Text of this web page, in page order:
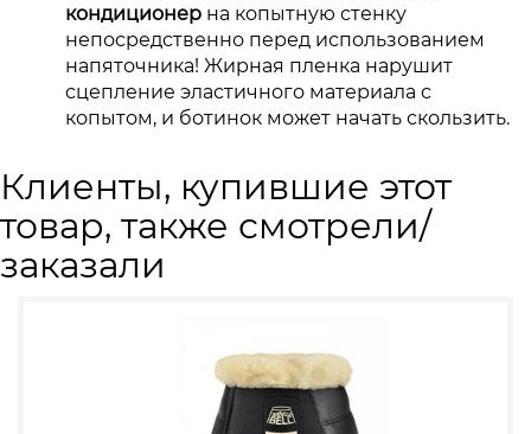
кондиционер на копытную стенку
непосредственно перед использованием
напяточника! Жирная пленка нарушит
сцепление эластичного материала с
копытом, и ботинок может начать скользить.
Клиенты, купившие этот
товар, также смотрели/
заказали